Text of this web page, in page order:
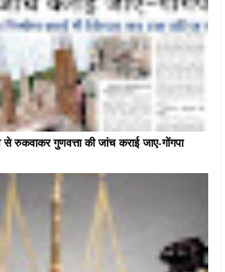
से रुकवाकर गुणवत्ता की जांच कराई जाए-गोंगपा